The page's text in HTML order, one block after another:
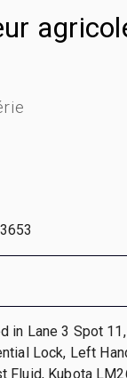
in Lane 3 Spot
Lock, Left
Fluid, Kubota